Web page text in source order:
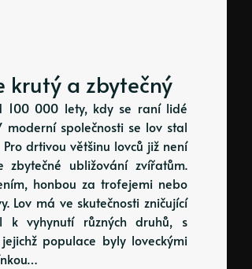
krutý a zbytečný
100 000 lety, kdy se raní lidé
společnosti se lov stal
drtivou většinu lovců již není
ubližování zvířatům.
honbou za trofejemi nebo
Lov má ve skutečnosti zničující
k vyhynutí různých druhů, s
populace byly loveckými